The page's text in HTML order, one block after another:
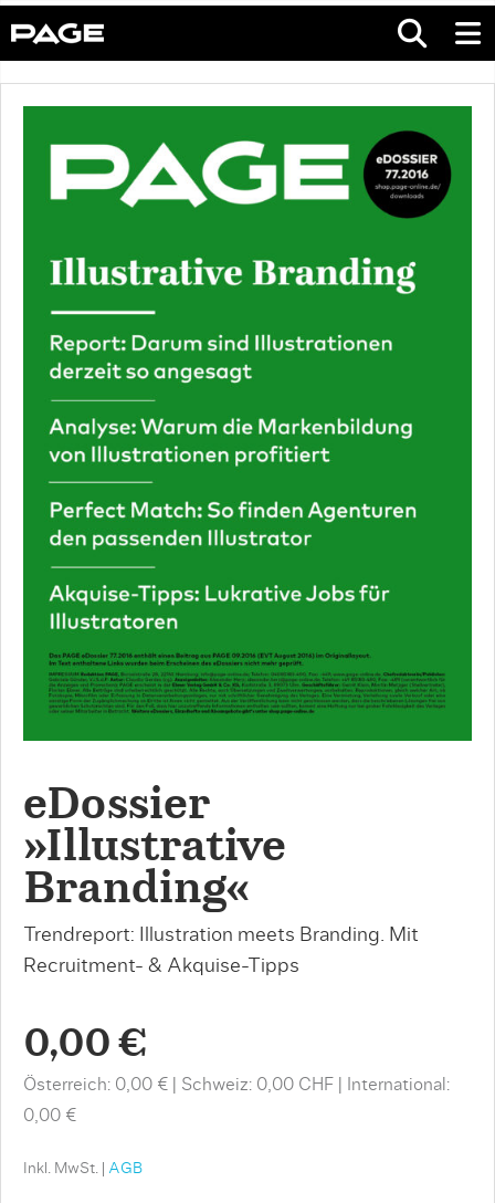
eDossier
»Illustrative
Branding«
Trendreport: Illustration meets Branding. Mit
Recruitment- & Akquise-Tipps
0,00 €
Österreich: 0,00 € Schweiz: 0,00 CHF
International:
0,00 €
Inkl. MwSt. | AGB